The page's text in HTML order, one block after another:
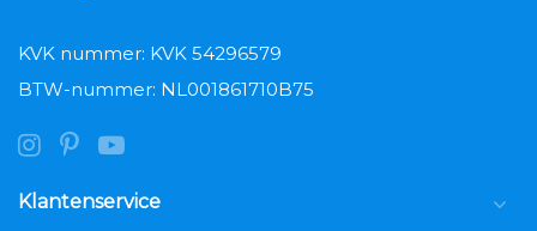
KVK nummer: KVK 54296579
BTW-nummer: NL001861710B75
Klantenservice